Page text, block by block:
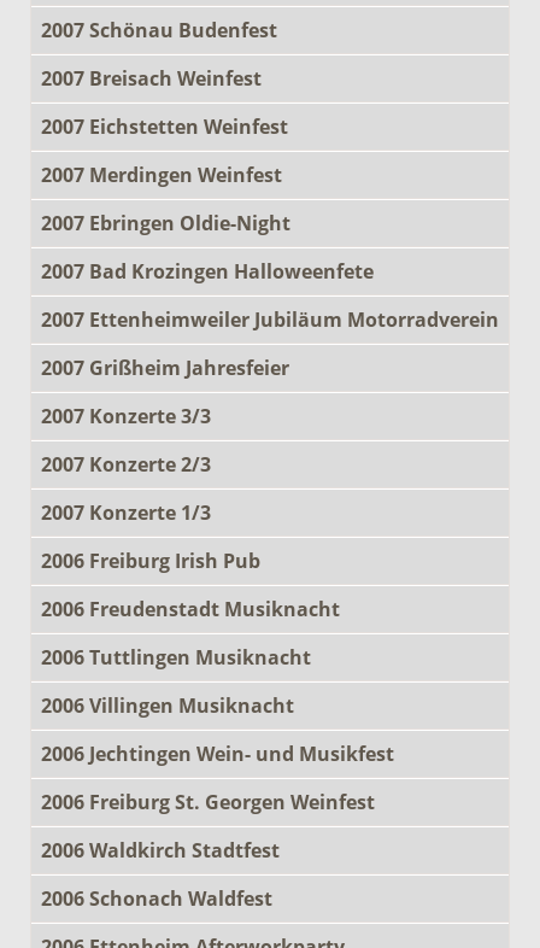
2007 Schönau Budenfest
2007 Breisach Weinfest
2007 Eichstetten Weinfest
2007 Merdingen Weinfest
2007 Ebringen Oldie-Night
2007 Bad Krozingen Halloweenfete
2007 Ettenheimweiler Jubiläum Motorradverein
2007 Grißheim Jahresfeier
2007 Konzerte 3/3
2007 Konzerte 2/3
2007 Konzerte 1/3
2006 Freiburg Irish Pub
2006 Freudenstadt Musiknacht
2006 Tuttlingen Musiknacht
2006 Villingen Musiknacht
2006 Jechtingen Wein- und Musikfest
2006 Freiburg St. Georgen Weinfest
2006 Waldkirch Stadtfest
2006 Schonach Waldfest